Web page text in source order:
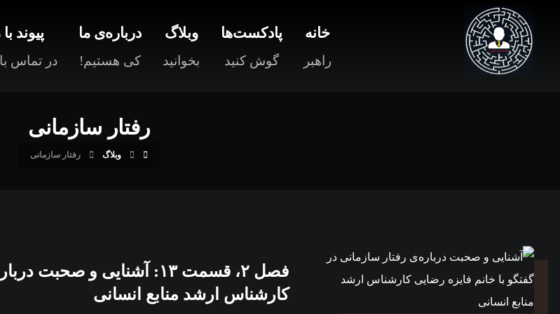
خانه
راهبر
پادکست‌ها
گوش کنید
وبلاگ
بخوانید
درباره‌ی ما
کی هستیم!
پیوند با
در تماس
رفتار سازمانی
وبلاگ رفتار سازمانی
فصل ۲، قسمت ۱۳: آشنایی و
کارشناس ارشد منابع انسانی